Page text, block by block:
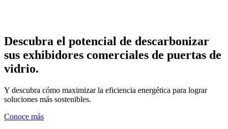
Descubra el potencial de descarbonizar
sus exhibidores comerciales de puertas de
vidrio.
Y descubra cómo maximizar la eficiencia energética para lograr
soluciones más sostenibles.
Conoce más